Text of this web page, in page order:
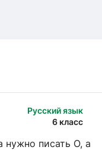
Русский язык
6 класс
нужно писать О, а